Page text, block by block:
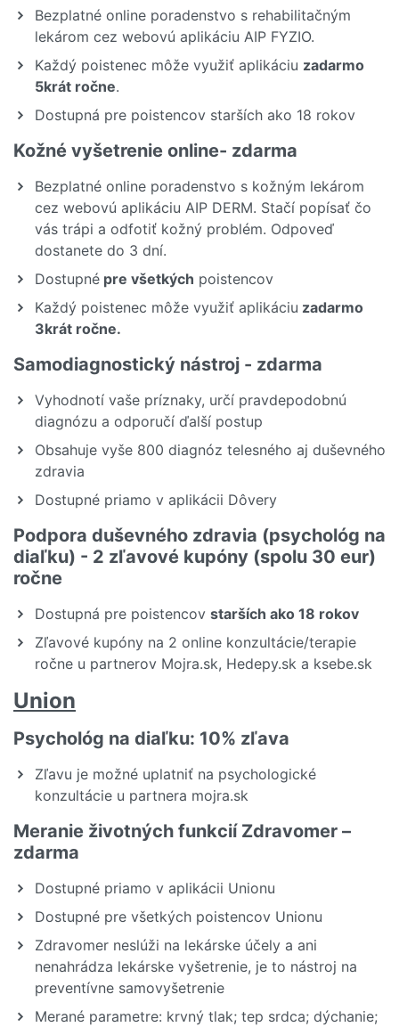
Bezplatné online poradenstvo s rehabilitačným
lekárom cez webovú aplikáciu AIP FYZIO.
Každý poistenec môže využiť aplikáciu zadarmo
5krát ročne.
Dostupná pre poistencov starších ako 18 rokov
Kožné vyšetrenie online- zdarma
Bezplatné online poradenstvo s kožným lekárom
cez webovú aplikáciu AIP DERM. Stačí popísať čo
vás trápi a odfotiť kožný problém. Odpoveď
dostanete do 3 dní.
Dostupné pre všetkých poistencov
Každý poistenec môže využiť aplikáciu zadarmo
3krát ročne.
Samodiagnostický nástroj - zdarma
Vyhodnotí vaše príznaky, určí pravdepodobnú
diagnózu a odporučí ďalší postup
Obsahuje vyše 800 diagnóz telesného aj duševného
zdravia
Dostupné priamo v aplikácii Dôvery
Podpora duševného zdravia (psychológ na
diaľku) - 2 zľavové kupóny (spolu 30 eur)
ročne
Dostupná pre poistencov starších ako 18 rokov
Zľavové kupóny na 2 online konzultácie/terapie
ročne u partnerov Mojra.sk, Hedepy.sk a ksebe.sk
Union
Psychológ na diaľku: 10% zľava
Zľavu je možné uplatniť na psychologické
konzultácie u partnera mojra.sk
Meranie životných funkcií Zdravomer –
zdarma
Dostupné priamo v aplikácii Unionu
Dostupné pre všetkých poistencov Unionu
Zdravomer neslúži na lekárske účely a ani
nenahrádza lekárske vyšetrenie, je to nástroj na
preventívne samovyšetrenie
Merané parametre: krvný tlak; tep srdca; dýchanie;